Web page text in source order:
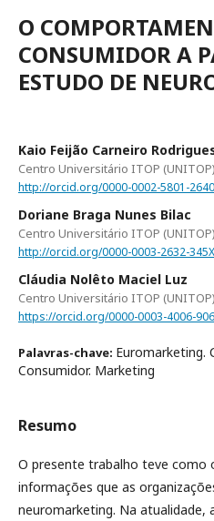
O
CONSUMIDOR A
ESTUDO DE
Kaio Feijão Carneiro
Centro Universitário ITOP (UNITOP)
http://orcid.org/0000-0002-5801-2640
Doriane Braga Nunes Bilac
Centro Universitário ITOP (UNITOP)
http://orcid.org/0000-0003-2632-345X
Cláudia Nolêto Maciel Luz
Centro Universitário ITOP (UNITOP)
https://orcid.org/0000-0003-4006-
Palavras-chave: Euromarketing.
Consumidor. Marketing
Resumo
O presente trabalho teve como
informações que as
neuromarketing. Na atualidade,